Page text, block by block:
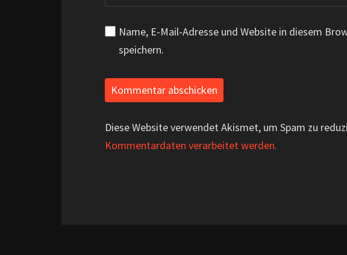
Name, E-Mail-Adresse und Website in diesem
speichern.
Diese Website verwendet Akismet, um Spam zu
Kommentardaten verarbeitet werden.